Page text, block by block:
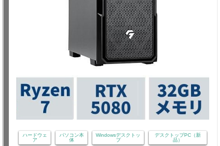
ハードウェ
ア
パソコン本
体
Windowsデスクトッ
プ
デスクトップPC（新
品）